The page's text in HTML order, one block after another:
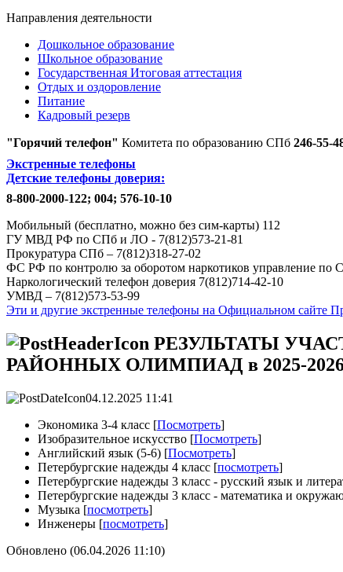
Направления деятельности
Дошкольное образование
Школьное образование
Государственная Итоговая аттестация
Отдых и оздоровление
Питание
Кадровый резерв
"Горячий телефон" Комитета по образованию СПб 246-55-
Экстренные телефоны
Детские телефоны доверия:
8-800-2000-122; 004; 576-10-10
Мобильный (бесплатно, можно без сим-карты) 112
ГУ МВД РФ по СПб и ЛО - 7(812)573-21-81
Прокуратура СПб – 7(812)318-27-02
ФС РФ по контролю за оборотом наркотиков управление по
Наркологический телефон доверия 7(812)714-42-10
УМВД – 7(812)573-53-99
Эти и другие экстренные телефоны на Официальном сайте
РЕЗУЛЬТАТЫ
РАЙОННЫХ ОЛИМПИАД в 2025-2026
04.12.2025 11:41
Экономика 3-4 класс [Посмотреть]
Изобразительное искусство [Посмотреть]
Английский язык (5-6) [Посмотреть]
Петербургские надежды 4 класс [посмотреть]
Петербургские надежды 3 класс - русский язык и
Петербургские надежды 3 класс - математика и
Музыка [посмотреть]
Инженеры [посмотреть]
Обновлено (06.04.2026 11:10)